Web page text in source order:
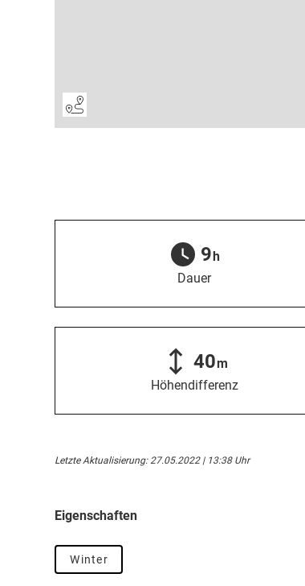
9h
Dauer
40m
Höhendifferenz
Letzte Aktualisierung: 27.05.2022 | 13:38 Uhr
Eigenschaften
Winter